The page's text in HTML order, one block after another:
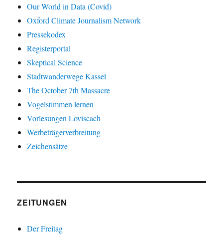
Our World in Data (Covid)
Oxford Climate Journalism Network
Pressekodex
Registerportal
Skeptical Science
Stadtwanderwege Kassel
The October 7th Massacre
Vogelstimmen lernen
Vorlesungen Loviscach
Werbeträgerverbreitung
Zeichensätze
ZEITUNGEN
Der Freitag